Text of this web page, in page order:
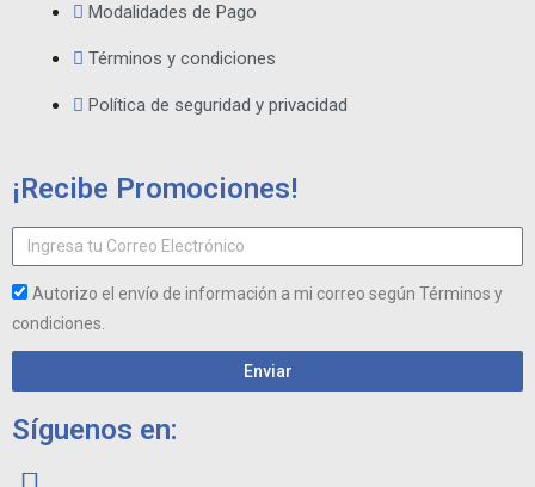
Modalidades de Pago
Términos y condiciones
Política de seguridad y privacidad
¡Recibe Promociones!
Autorizo el envío de información a mi correo según Términos y
condiciones.
Enviar
Síguenos en: